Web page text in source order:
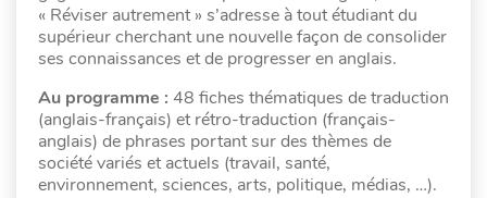
« Réviser autrement » s’adresse à tout étudiant du
supérieur cherchant une nouvelle façon de consolider
ses connaissances et de progresser en anglais.
Au programme : 48 fiches thématiques de traduction
(anglais-français) et rétro-traduction (français-
anglais) de phrases portant sur des thèmes de
société variés et actuels (travail, santé,
environnement, sciences, arts, politique, médias, …).